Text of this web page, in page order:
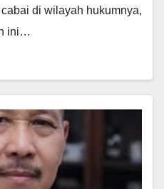
di wilayah hukumnya,
ini…